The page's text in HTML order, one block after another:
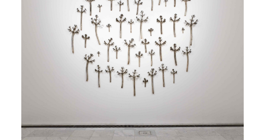
NEWS
SELECTED PUBLICATIONS
BIO
CONTACT